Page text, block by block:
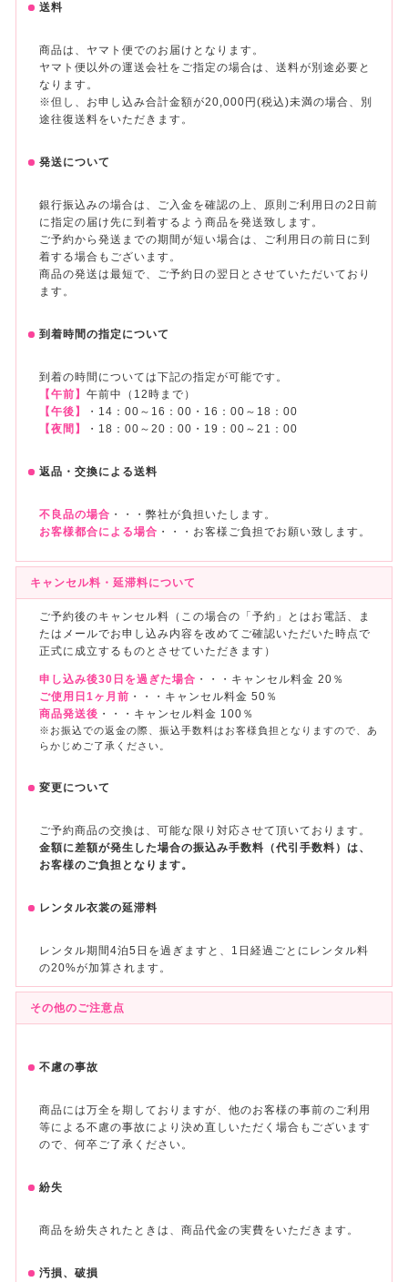
送料
商品は、ヤマト便でのお届けとなります。
ヤマト便以外の運送会社をご指定の場合は、送料が別途必要と
なります。
※但し、お申し込み合計金額が20,000円(税込)未満の場合、別
途往復送料をいただきます。
発送について
銀行振込みの場合は、ご入金を確認の上、原則ご利用日の2日前
に指定の届け先に到着するよう商品を発送致します。
ご予約から発送までの期間が短い場合は、ご利用日の前日に到
着する場合もございます。
商品の発送は最短で、ご予約日の翌日とさせていただいており
ます。
到着時間の指定について
到着の時間については下記の指定が可能です。
【午前】 午前中（12時まで）
【午後】
・14：00～16：00・16：00～18：00
【夜間】
・18：00～20：00・19：00～21：00
返品・交換による送料
不良品の場合 ・・・弊社が負担いたします。
お客様都合による場合 ・・・お客様ご負担でお願い致します。
キャンセル料・延滞料について
ご予約後のキャンセル料（この場合の「予約」とはお電話、ま
たはメールでお申し込み内容を改めてご確認いただいた時点で
正式に成立するものとさせていただきます）
申し込み後30日を過ぎた場合 ・・・キャンセル料金 20％
ご使用日1ヶ月前 ・・・キャンセル料金 50％
商品発送後 ・・・キャンセル料金 100％
※お振込での返金の際、振込手数料はお客様負担となりますので、あ
らかじめご了承ください。
変更について
ご予約商品の交換は、可能な限り対応させて頂いております。
金額に差額が発生した場合の振込み手数料（代引手数料）は、
お客様のご負担となります。
レンタル衣裳の延滞料
レンタル期間4泊5日を過ぎますと、1日経過ごとにレンタル料
の20%が加算されます。
その他のご注意点
不慮の事故
商品には万全を期しておりますが、他のお客様の事前のご利用
等による不慮の事故により決め直しいただく場合もございます
ので、何卒ご了承ください。
紛失
商品を紛失されたときは、商品代金の実費をいただきます。
汚損、破損